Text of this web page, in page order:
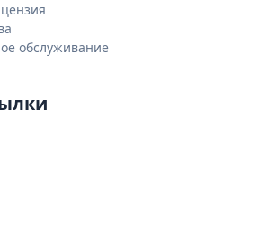
обслуживание